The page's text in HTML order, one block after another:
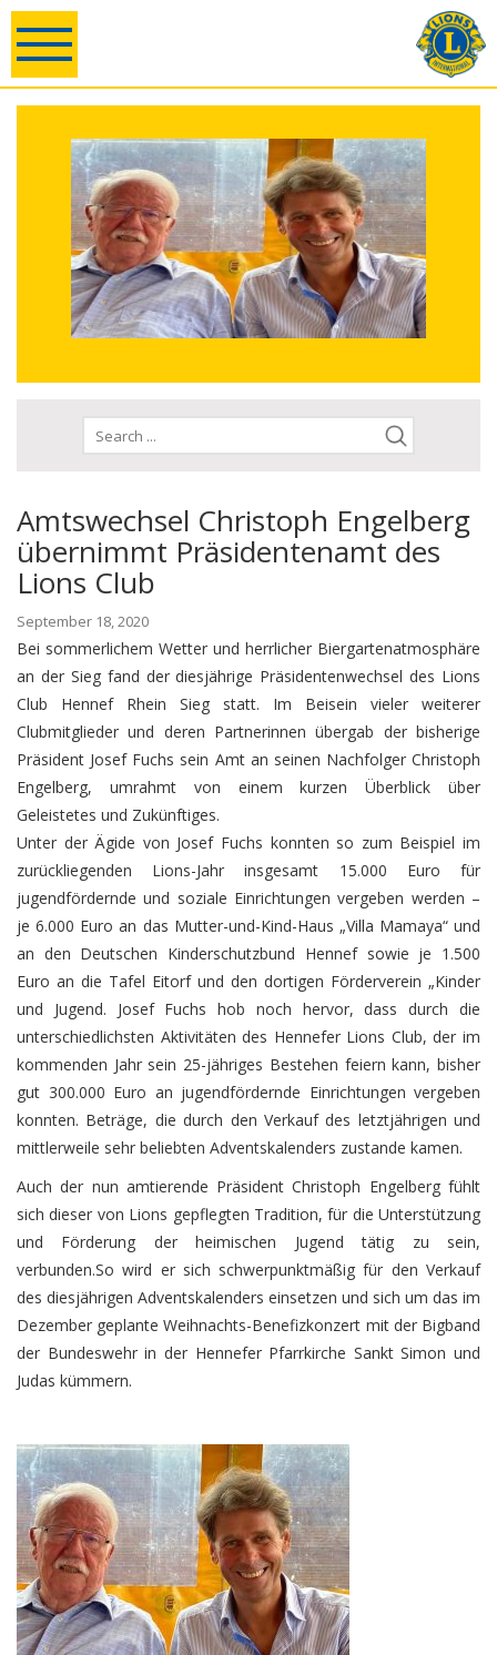
Amtswechsel Christoph Engelberg
übernimmt Präsidentenamt des
Lions Club
September 18, 2020
Bei sommerlichem Wetter und herrlicher Biergartenatmosphäre
an der Sieg fand der diesjährige Präsidentenwechsel des Lions
Club Hennef Rhein Sieg statt. Im Beisein vieler weiterer
Clubmitglieder und deren Partnerinnen übergab der bisherige
Präsident Josef Fuchs sein Amt an seinen Nachfolger Christoph
Engelberg, umrahmt von einem kurzen Überblick über
Geleistetes und Zukünftiges.
Unter der Ägide von Josef Fuchs konnten so zum Beispiel im
zurückliegenden Lions-Jahr insgesamt 15.000 Euro für
jugendfördernde und soziale Einrichtungen vergeben werden –
je 6.000 Euro an das Mutter-und-Kind-Haus „Villa Mamaya“ und
an den Deutschen Kinderschutzbund Hennef sowie je 1.500
Euro an die Tafel Eitorf und den dortigen Förderverein „Kinder
und Jugend. Josef Fuchs hob noch hervor, dass durch die
unterschiedlichsten Aktivitäten des Hennefer Lions Club, der im
kommenden Jahr sein 25-jähriges Bestehen feiern kann, bisher
gut 300.000 Euro an jugendfördernde Einrichtungen vergeben
konnten. Beträge, die durch den Verkauf des letztjährigen und
mittlerweile sehr beliebten Adventskalenders zustande kamen.
Auch der nun amtierende Präsident Christoph Engelberg fühlt
sich dieser von Lions gepflegten Tradition, für die Unterstützung
und Förderung der heimischen Jugend tätig zu sein,
verbunden.So wird er sich schwerpunktmäßig für den Verkauf
des diesjährigen Adventskalenders einsetzen und sich um das im
Dezember geplante Weihnachts-Benefizkonzert mit der Bigband
der Bundeswehr in der Hennefer Pfarrkirche Sankt Simon und
Judas kümmern.